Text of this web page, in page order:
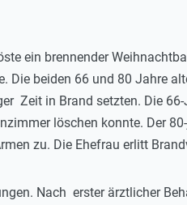
ein brennender
Die beiden 66 und 80 Jahre
Zeit in Brand setzten. Die
löschen konnte. Der
zu. Die Ehefrau erlitt
Nach erster ärztlicher